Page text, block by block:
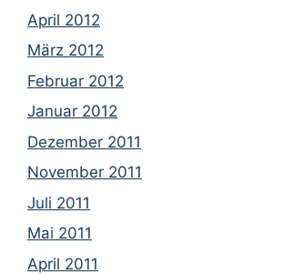
April 2012
März 2012
Februar 2012
Januar 2012
Dezember 2011
November 2011
Juli 2011
Mai 2011
April 2011